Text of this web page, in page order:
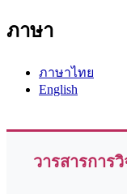
ภาษา
ภาษาไทย
English
วารสารการ